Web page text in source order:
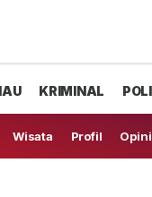
KRIMINAL
Wisata Profil